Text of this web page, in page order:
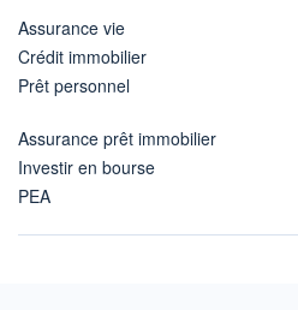
Assurance vie
Crédit immobilier
Prêt personnel
Assurance prêt immobilier
Investir en bourse
PEA